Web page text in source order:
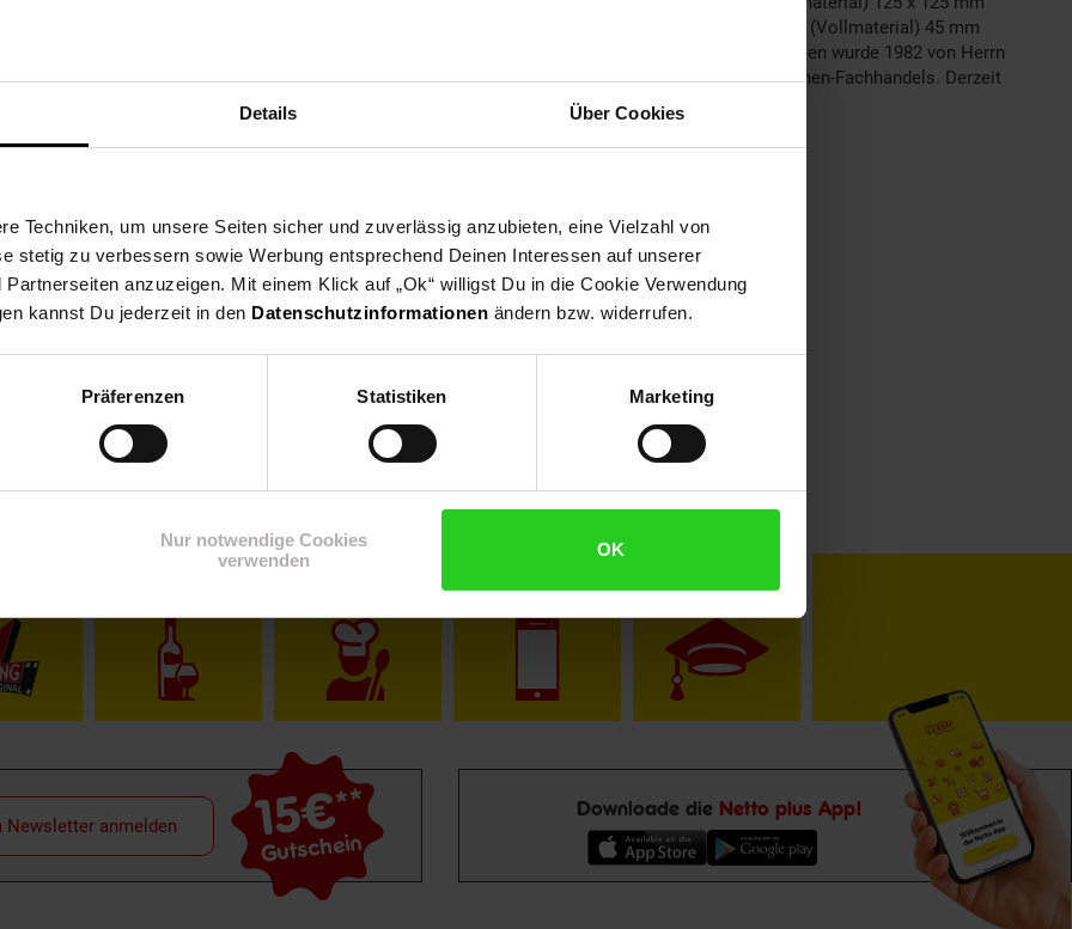
Details Über Cookies
Techniken, um unsere Seiten sicher und zuverlässig anzubieten, eine Vielzahl von
stetig zu verbessern sowie Werbung entsprechend Deinen Interessen auf unserer
anzuzeigen. Mit einem Klick auf „Ok“ willigst Du in die Cookie Verwendung
kannst Du jederzeit in den Datenschutzinformationen ändern bzw. widerrufen.
Präferenzen Statistiken Marketing
Nur notwendige Cookies
verwenden
OK
mm +45° rechteck liegend (Vollmaterial) 85 x 85 mm +60° rund (Vollmaterial) 45 mm +60° quadrat (Vollmaterial) 45 mm
Gehrungsbandsäge Bi-Metall-Sägeband Materialanschlag Über das Unternehmen Das Unternehmen wurde 1982 von Herrn
gegründet. Bis heute ist die Firma Stürmer an der Spitze in der Belieferung des deutschen Maschinen-Fachhandels. Derzeit
beschäftigt.
15€**
Gutschein
Newsletter anmelden
Downloade die Netto plus App!